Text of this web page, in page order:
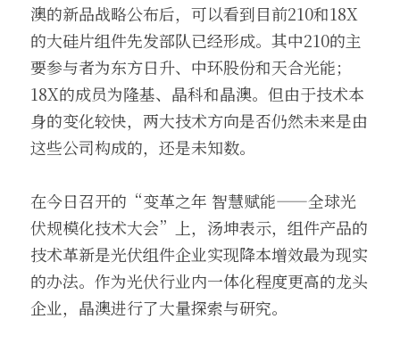
澳的新品战略公布后，可以看到目前210和18X
的大硅片组件先发部队已经形成。其中210的主
要参与者为东方日升、中环股份和天合光能；
18X的成员为隆基、晶科和晶澳。但由于技术本
身的变化较快，两大技术方向是否仍然未来是由
这些公司构成的，还是未知数。
在今日召开的“变革之年 智慧赋能——全球光
伏规模化技术大会”上，汤坤表示，组件产品的
技术革新是光伏组件企业实现降本增效最为现实
的办法。作为光伏行业内一体化程度更高的龙头
企业，晶澳进行了大量探索与研究。